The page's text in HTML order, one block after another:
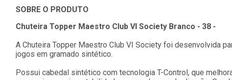
SOBRE O PRODUTO
Chuteira Topper Maestro Club VI Society Branco - 38 -
A Chuteira Topper Maestro Club VI Society foi desenvolvida
jogos em gramado sintético.
Possui cabedal sintético com tecnologia T-Control, que